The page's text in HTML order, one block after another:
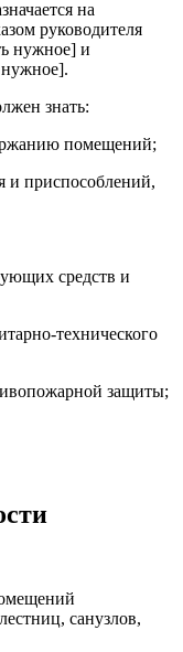
на
руководителя
нужное] и
нужное].
знать:
помещений;
и приспособлений,
средств и
технического
защиты;
санузлов,